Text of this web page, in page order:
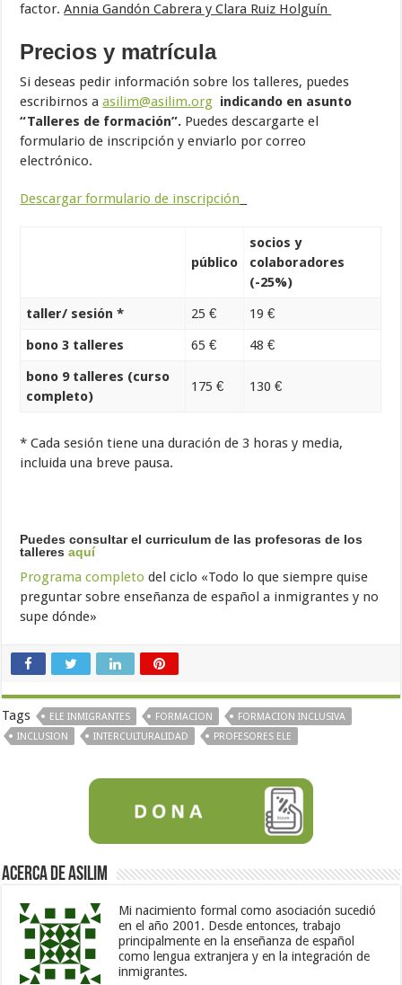
factor.Annia Gandón Cabrera y Clara Ruiz Holguín
Precios y matrícula
Si deseas pedir información sobre los talleres, puedes
escribirnos aasilim@asilim.org indicando en asunto
“Talleres de formación”. Puedes descargarte el
formulario de inscripción y enviarlo por correo
electrónico.
Descargar formulario de inscripción
público
socios y
colaboradores
(-25%)
taller/ sesión *
25 €
19 €
bono 3 talleres
65 €
48 €
bono 9 talleres (curso
completo)
175 € 130 €
* Cada sesión tiene una duración de 3 horas y media,
incluida una breve pausa.
Puedes consultar el curriculum de las profesoras de los
talleresaquí
Programa completo del ciclo «Todo lo que siempre quise
preguntar sobre enseñanza de español a inmigrantes y no
supe dónde»
Tags ELE INMIGRANTES FORMACION
FORMACION INCLUSIVA
INCLUSION
INTERCULTURALIDAD PROFESORES ELE
Acerca de Asilim
Mi nacimiento formal como asociación sucedió
en el año 2001. Desde entonces, trabajo
principalmente en la enseñanza de español
como lengua extranjera y en la integración de
inmigrantes.